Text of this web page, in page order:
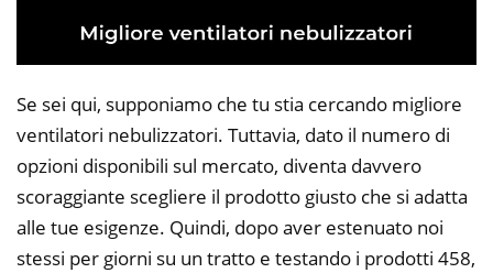
Se sei qui, supponiamo che tu stia cercando migliore
ventilatori nebulizzatori. Tuttavia, dato il numero di
opzioni disponibili sul mercato, diventa davvero
scoraggiante scegliere il prodotto giusto che si adatta
alle tue esigenze. Quindi, dopo aver estenuato noi
stessi per giorni su un tratto e testando i prodotti 458,